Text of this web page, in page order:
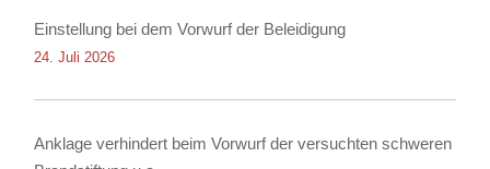
Einstellung bei dem Vorwurf der Beleidigung
24. Juli 2026
Anklage verhindert beim Vorwurf der versuchten schweren